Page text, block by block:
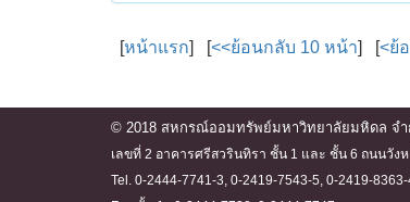
[หน้าแรก] [<<ย้อนกลับ 10 หน้า] [<ย้
© 2018 สหกรณ์ออมทรัพย์มหาวิทยาลัยมหิดล จ
เลขที่ 2 อาคารศรีสวรินทิรา ชั้น 1 และ ชั้น 6 ถนนวัง
Tel. 0-2444-7741-3, 0-2419-7543-5, 0-2419-